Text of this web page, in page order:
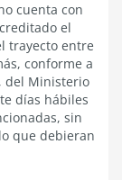
cuenta con
el
trayecto entre
conforme a
del Ministerio
días hábiles
sin
que debieran